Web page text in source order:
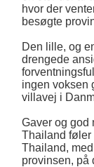
hvor der
besøgte
Den lille, og
drengede
ingen voksen
villavej i
Gaver og god
Thailand føler
Thailand,
provinsen, på